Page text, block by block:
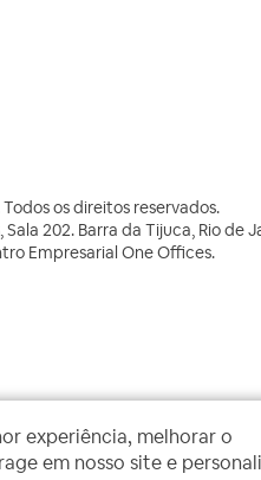
experiência, melhorar o
em nosso site e
os direitos reservados.
202. Barra da Tijuca, Rio de
Empresarial One Offices.